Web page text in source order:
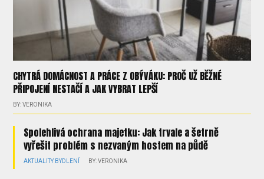
CHYTRÁ DOMÁCNOST A PRÁCE Z OBÝVÁKU: PROČ UŽ BĚŽNÉ
PŘIPOJENÍ NESTAČÍ A JAK VYBRAT LEPŠÍ
BY: VERONIKA
Spolehlivá ochrana majetku: Jak trvale a šetrně
vyřešit problém s nezvaným hostem na půdě
AKTUALITY BYDLENÍ BY: VERONIKA